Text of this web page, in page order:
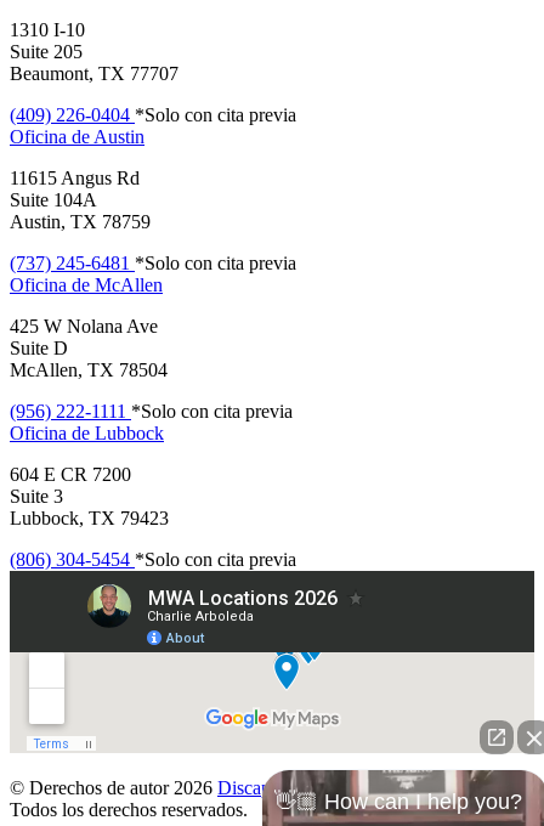
1310 I-10
Suite 205
Beaumont, TX 77707
(409) 226-0404 *Solo con cita previa
Oficina de Austin
11615 Angus Rd
Suite 104A
Austin, TX 78759
(737) 245-6481 *Solo con cita previa
Oficina de McAllen
425 W Nolana Ave
Suite D
McAllen, TX 78504
(956) 222-1111 *Solo con cita previa
Oficina de Lubbock
604 E CR 7200
Suite 3
Lubbock, TX 79423
(806) 304-5454 *Solo con cita previa
© Derechos de autor 2026 Discapacidad Denegada.
Todos los derechos reservados.
👋🏼 How can I help you?